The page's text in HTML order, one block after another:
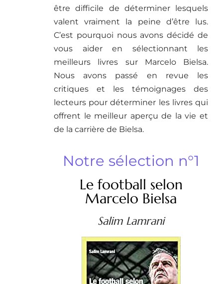
être difficile de déterminer lesquels
valent vraiment la peine d’être lus.
C’est pourquoi nous avons décidé de
vous aider en sélectionnant les
meilleurs livres sur Marcelo Bielsa.
Nous avons passé en revue les
critiques et les témoignages des
lecteurs pour déterminer les livres qui
offrent le meilleur aperçu de la vie et
de la carrière de Bielsa.
Notre sélection n°1
Le football selon
Marcelo Bielsa
Salim Lamrani